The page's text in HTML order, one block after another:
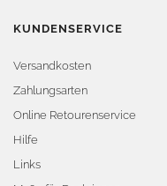
KUNDENSERVICE
Versandkosten
Zahlungsarten
Online Retourenservice
Hilfe
Links